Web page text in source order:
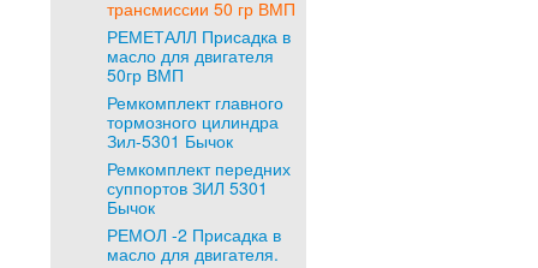
трансмиссии 50 гр ВМП
РЕМЕТАЛЛ Присадка в
масло для двигателя
50гр ВМП
Ремкомплект главного
тормозного цилиндра
Зил-5301 Бычок
Ремкомплект передних
суппортов ЗИЛ 5301
Бычок
РЕМОЛ -2 Присадка в
масло для двигателя.